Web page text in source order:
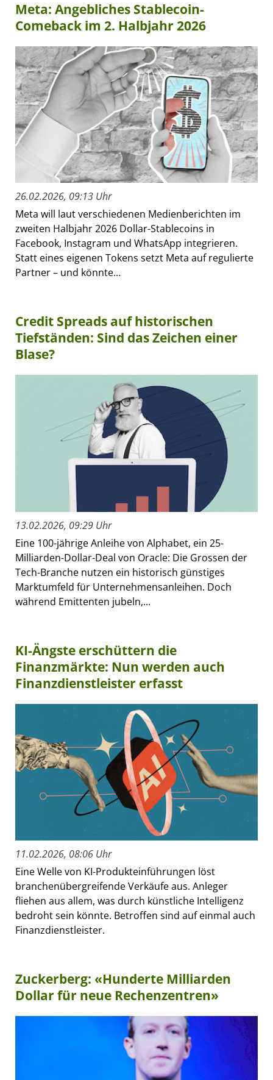
Meta: Angebliches Stablecoin-
Comeback im 2. Halbjahr 2026
26.02.2026, 09:13 Uhr
Meta will laut verschiedenen Medienberichten im
zweiten Halbjahr 2026 Dollar-Stablecoins in
Facebook, Instagram und WhatsApp integrieren.
Statt eines eigenen Tokens setzt Meta auf regulierte
Partner – und könnte...
Credit Spreads auf historischen
Tiefständen: Sind das Zeichen einer
Blase?
13.02.2026, 09:29 Uhr
Eine 100-jährige Anleihe von Alphabet, ein 25-
Milliarden-Dollar-Deal von Oracle: Die Grossen der
Tech-Branche nutzen ein historisch günstiges
Marktumfeld für Unternehmensanleihen. Doch
während Emittenten jubeln,...
KI-Ängste erschüttern die
Finanzmärkte: Nun werden auch
Finanzdienstleister erfasst
11.02.2026, 08:06 Uhr
Eine Welle von KI-Produkteinführungen löst
branchenübergreifende Verkäufe aus. Anleger
fliehen aus allem, was durch künstliche Intelligenz
bedroht sein könnte. Betroffen sind auf einmal auch
Finanzdienstleister.
Zuckerberg: «Hunderte Milliarden
Dollar für neue Rechenzentren»